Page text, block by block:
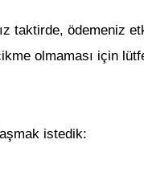
taktirde, ödemeniz
olmaması için
istedik: